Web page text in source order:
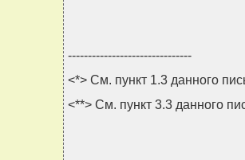
-------------------------------
<*> См. пункт 1.3 данного
<**> См. пункт 3.3 данного